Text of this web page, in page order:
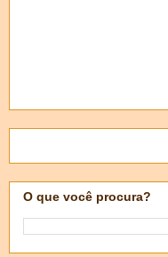
O que você procura?